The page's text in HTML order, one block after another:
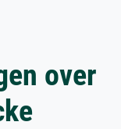
over